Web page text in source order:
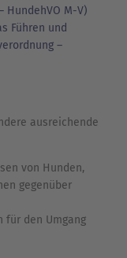
HundehVO M-V)
Führen und
–
ausreichende
von Hunden,
gegenüber
für den Umgang